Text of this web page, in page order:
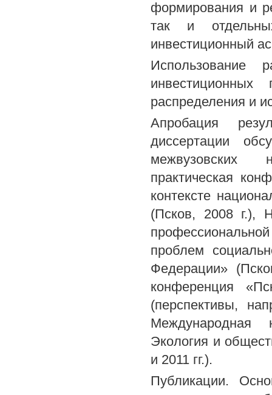
формирования и
так и
инвестиционный
Использование
инвестиционных
распределения и
Апробация
диссертации
межвузовских
практическая
контексте
(Псков, 2008 г.),
проблем
Федерации»
конференция
(перспективы,
Международная
Экология и
и 2011 гг.).
Публикации.